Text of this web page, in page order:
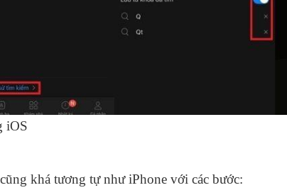
iOS
khá tương tự như iPhone với các bước: